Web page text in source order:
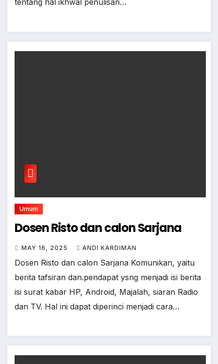
tentang hal ikhwal penulisan…
Umum
Dosen Risto dan calon Sarjana
MAY 16, 2025 ANDI KARDIMAN
Dosen Risto dan calon Sarjana Komunikan, yaitu
berita tafsiran dan.pendapat ysng menjadi isi berita
isi surat kabar HP, Android, Majalah, siaran Radio
dan TV. Hal ini dapat diperinci menjadi cara…